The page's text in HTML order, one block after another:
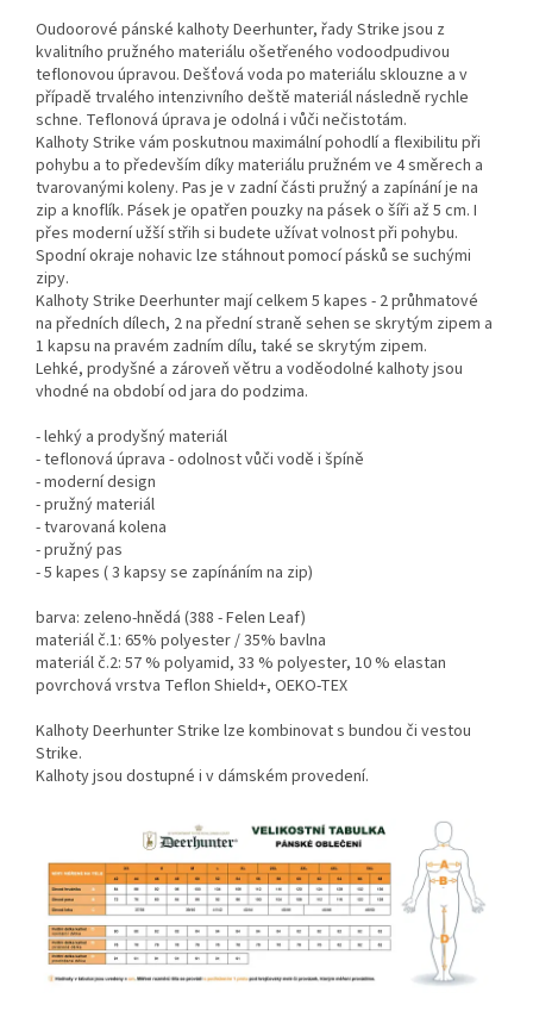
Oudoorové pánské kalhoty Deerhunter, řady Strike jsou z
kvalitního pružného materiálu ošetřeného vodoodpudivou
teflonovou úpravou. Dešťová voda po materiálu sklouzne a v
případě trvalého intenzivního deště materiál následně rychle
schne. Teflonová úprava je odolná i vůči nečistotám.
Kalhoty Strike vám poskutnou maximální pohodlí a flexibilitu při
pohybu a to především díky materiálu pružném ve 4 směrech a
tvarovanými koleny. Pas je v zadní části pružný a zapínání je na
zip a knoflík. Pásek je opatřen pouzky na pásek o šíři až 5 cm. I
přes moderní užší střih si budete užívat volnost při pohybu.
Spodní okraje nohavic lze stáhnout pomocí pásků se suchými
zipy.
Kalhoty Strike Deerhunter mají celkem 5 kapes - 2 průhmatové
na předních dílech, 2 na přední straně sehen se skrytým zipem a
1 kapsu na pravém zadním dílu, také se skrytým zipem.
Lehké, prodyšné a zároveň větru a voděodolné kalhoty jsou
vhodné na období od jara do podzima.
- lehký a prodyšný materiál
- teflonová úprava - odolnost vůči vodě i špíně
- moderní design
- pružný materiál
- tvarovaná kolena
- pružný pas
- 5 kapes ( 3 kapsy se zapínáním na zip)
barva: zeleno-hnědá (388 - Felen Leaf)
materiál č.1: 65% polyester / 35% bavlna
materiál č.2: 57 % polyamid, 33 % polyester, 10 % elastan
povrchová vrstva Teflon Shield+, OEKO-TEX
Kalhoty Deerhunter Strike lze kombinovat s bundou či vestou
Strike.
Kalhoty jsou dostupné i v dámském provedení.